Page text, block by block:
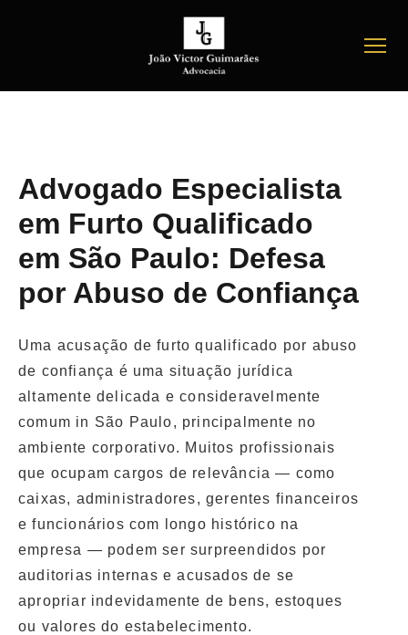
Advogado Especialista
em Furto Qualificado
em São Paulo: Defesa
por Abuso de Confiança
Uma acusação de furto qualificado por abuso
de confiança é uma situação jurídica
altamente delicada e consideravelmente
comum in São Paulo, principalmente no
ambiente corporativo. Muitos profissionais
que ocupam cargos de relevância — como
caixas, administradores, gerentes financeiros
e funcionários com longo histórico na
empresa — podem ser surpreendidos por
auditorias internas e acusados de se
apropriar indevidamente de bens, estoques
ou valores do estabelecimento.